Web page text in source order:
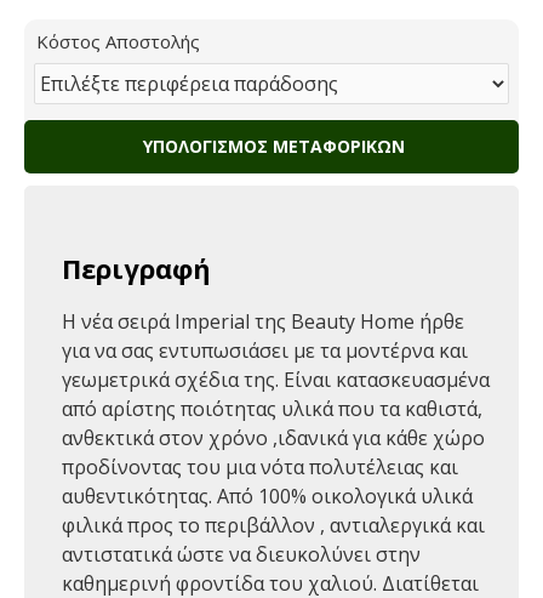
Κόστος Αποστολής
ΥΠΟΛΟΓΙΣΜΌΣ ΜΕΤΑΦΟΡΙΚΏΝ
Περιγραφή
H νέα σειρά Imperial της Βeauty Home ήρθε
για να σας εντυπωσιάσει με τα μοντέρνα και
γεωμετρικά σχέδια της. Είναι κατασκευασμένα
από αρίστης ποιότητας υλικά που τα καθιστά,
ανθεκτικά στον χρόνο ,ιδανικά για κάθε χώρο
προδίνοντας του μια νότα πολυτέλειας και
αυθεντικότητας. Από 100% οικολογικά υλικά
φιλικά προς το περιβάλλον , αντιαλεργικά και
αντιστατικά ώστε να διευκολύνει στην
καθημερινή φροντίδα του χαλιού. Διατίθεται